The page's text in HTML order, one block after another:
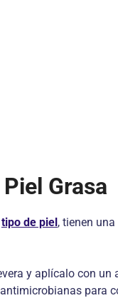
Grasa
tipo de piel, tienen
y aplícalo con
para